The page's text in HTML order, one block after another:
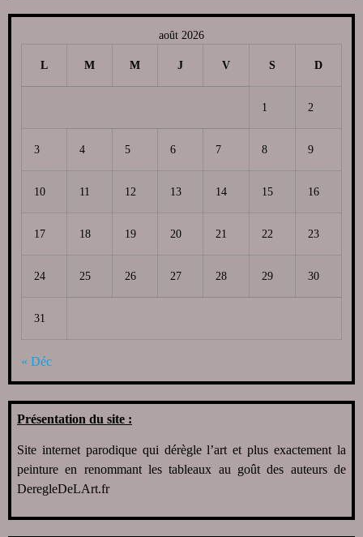
août 2026
L M M J V S D
1 2
3 4 5 6 7 8 9
10 11 12 13 14 15 16
17 18 19 20 21 22 23
24 25 26 27 28 29 30
31
« Déc
Présentation du site :
Site internet parodique qui dérègle l’art et plus exactement la
peinture en renommant les tableaux au goût des auteurs de
DeregleDeLArt.fr